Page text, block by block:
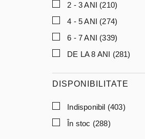
2 - 3 ANI (210)
4 - 5 ANI (274)
6 - 7 ANI (339)
DE LA 8 ANI (281)
DISPONIBILITATE
Indisponibil (403)
În stoc (288)